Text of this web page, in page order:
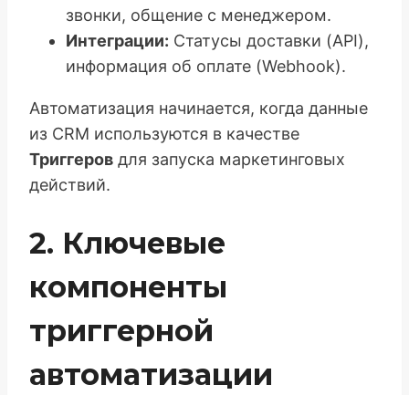
звонки, общение с менеджером.
Интеграции: Статусы доставки (API),
информация об оплате (Webhook).
Автоматизация начинается, когда данные
из CRM используются в качестве
Триггеров для запуска маркетинговых
действий.
2. Ключевые
компоненты
триггерной
автоматизации